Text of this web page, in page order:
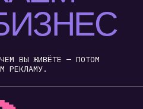
ЯТМ —
КЛЮЧ